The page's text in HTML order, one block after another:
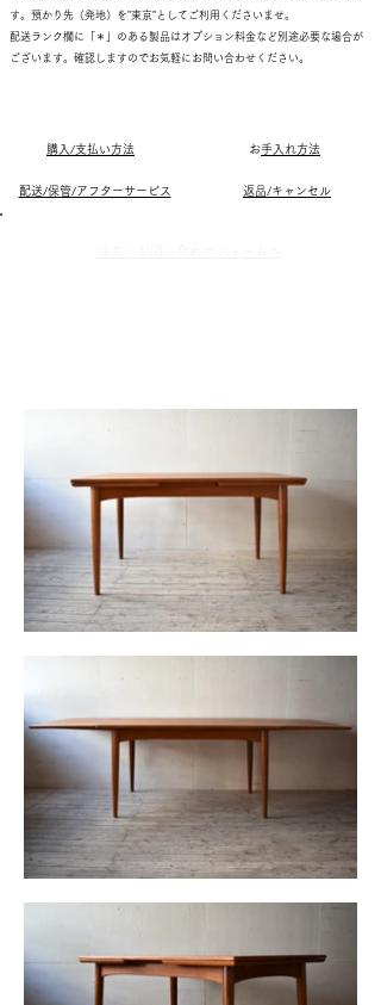
す。預かり先（発地）を"東京"としてご利用くださいませ。
配送ランク欄に「＊」のある製品はオプション料金など別途必要な場合が
ございます。確認しますのでお気軽にお問い合わせください。
購入/支払い方法 ​お手入れ方法
配送/保管/アフターサービス 返品/キャンセル